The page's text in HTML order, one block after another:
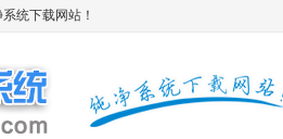
统下载网站！